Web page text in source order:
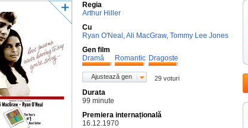
Regia
Arthur Hiller
Cu
Ryan O'Neal ,Ali MacGraw, Tommy Lee Jones
Gen film
Dramă
Romantic Dragoste
Ajustează gen 29 voturi
Durata
99 minute
Premiera internațională
16.12.1970